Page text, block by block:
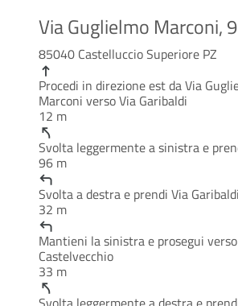
Via Guglielmo Marconi,
85040 Castelluccio Superiore PZ
Procedi in direzioneestdaVia
Marconi versoVia Garibaldi
12 m
Svolta leggermente asinistrae
96 m
Svolta adestrae prendi Via Garibaldi
32 m
Mantieni lasinistrae prosegui verso
Castelvecchio
33 m